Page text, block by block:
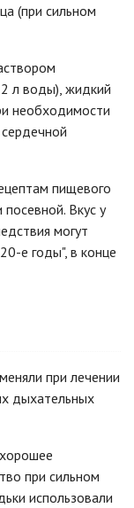
(при сильном
л воды), жидкий
необходимости
пищевого
Вкус у
могут
е годы", в конце
при лечении
дыхательных
при сильном
использовали